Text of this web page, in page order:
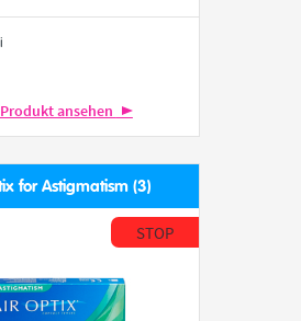
ansehen
for Astigmatism (3)
STOP